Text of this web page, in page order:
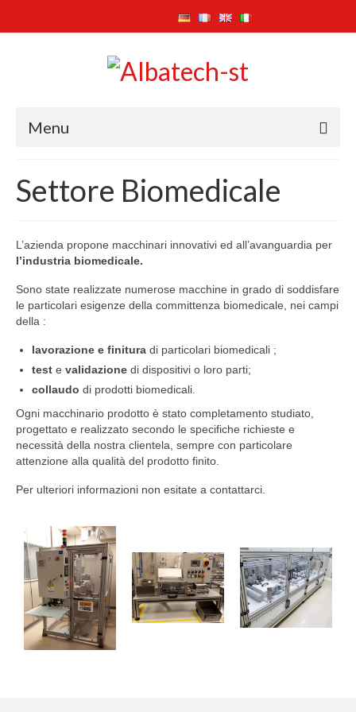
Menu
Azienda
Prodotti
Settore Ecologico
Downloads
Contatti
Settore Biomedicale
L’azienda propone macchinari innovativi ed all’avanguardia per
l’industria biomedicale.
Sono state realizzate numerose macchine in grado di soddisfare
le particolari esigenze della committenza biomedicale, nei campi
della :
lavorazione e finitura di particolari biomedicali ;
test e validazione di dispositivi o loro parti;
collaudo di prodotti biomedicali.
Ogni macchinario prodotto è stato completamento studiato,
progettato e realizzato secondo le specifiche richieste e
necessità della nostra clientela, sempre con particolare
attenzione alla qualità del prodotto finito.
Per ulteriori informazioni non esitate a contattarci.